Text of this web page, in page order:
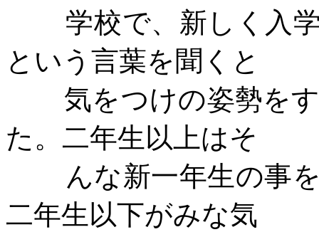
学校で、新しく入
という言葉を聞くと
気をつけの姿勢を
た。二年生以上はそ
んな新一年生の事
二年生以下がみな気